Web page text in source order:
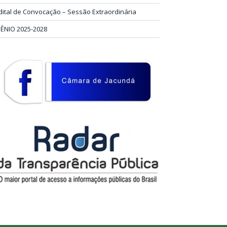
de Convocação – Sessão Extraordinária
2025-2028